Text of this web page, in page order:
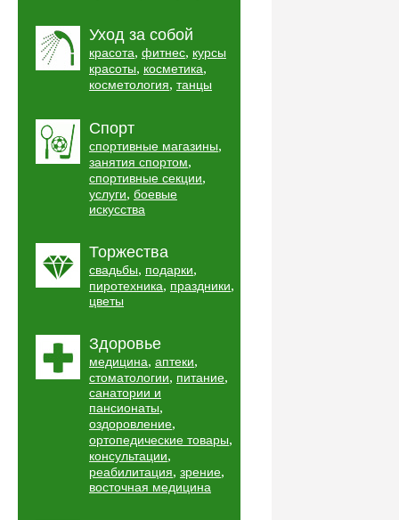
Уход за собой
красота, фитнес, курсы
красоты, косметика,
косметология, танцы
Спорт
спортивные магазины,
занятия спортом,
спортивные секции,
услуги, боевые
искусства
Торжества
свадьбы, подарки,
пиротехника, праздники,
цветы
Здоровье
медицина, аптеки,
стоматологии, питание,
санатории и
пансионаты,
оздоровление,
ортопедические товары,
консультации,
реабилитация, зрение,
восточная медицина